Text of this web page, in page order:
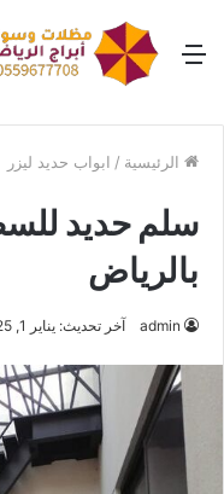
القائمة
الرئيسية / ابواب حديد ليزر
سلم حديد
بالرياض
admin آخر تحديث: يناير 1, 2025